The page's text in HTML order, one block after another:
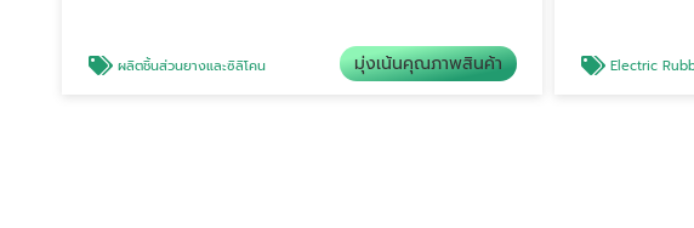
ผลิตชิ้นส่วนยางและซิลิโคน มุ่งเน้นคุณภาพสินค้า Electric